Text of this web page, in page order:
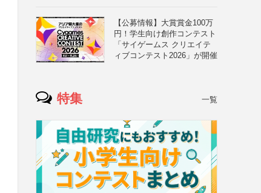
【公募情報】大賞賞金100万
円！学生向け創作コンテスト
「サイゲームス クリエイテ
ィブコンテスト2026」が開催
特集 一覧